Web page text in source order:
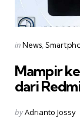
Categories
Posted
inNews
Mampir
dari
Posted
byAdrianto Jossy